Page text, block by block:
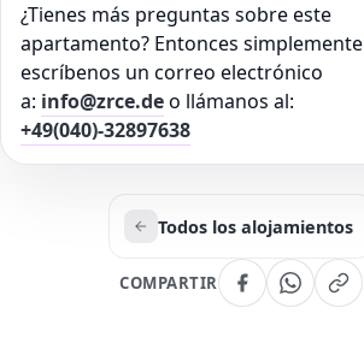
¿Tienes más preguntas sobre este
apartamento? Entonces simplemente
escríbenos un correo electrónico
a: info@zrce.deo llámanos al:
+49(040)-32897638
Todos los alojamientos
COMPARTIR